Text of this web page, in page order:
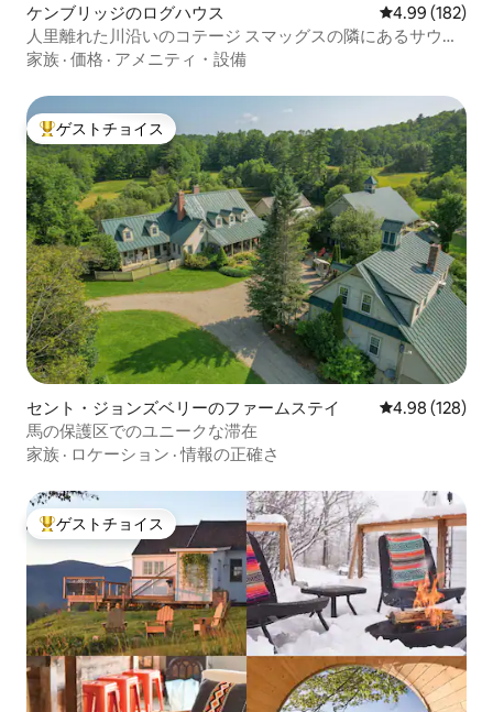
ケンブリッジのログハウス レビュー182
4.99 (182)
人里離れた川沿いのコテージ スマッグスの隣にあるサウナ
付き
家族 · 価格 · アメニティ・設備
大好評のゲストチョイスです。
ゲストチョイス
セント・ジョンズベリーのファームステイ レビュー128
4.98 (128)
馬の保護区でのユニークな滞在
家族 · ロケーション ·情報の正確さ
大好評のゲストチョイスです。
ゲストチョイス